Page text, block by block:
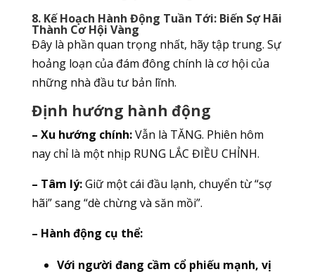
8. Kế Hoạch Hành Động Tuần Tới: Biến Sợ Hãi
Thành Cơ Hội Vàng
Đây là phần quan trọng nhất, hãy tập trung. Sự
hoảng loạn của đám đông chính là cơ hội của
những nhà đầu tư bản lĩnh.
Định hướng hành động
– Xu hướng chính:Vẫn là TĂNG. Phiên hôm
nay chỉ là một nhịp RUNG LẮC ĐIỀU CHỈNH.
– Tâm lý:Giữ một cái đầu lạnh, chuyển từ “sợ
hãi” sang “dè chừng và săn mồi”.
– Hành động cụ thể:
Với người đang cầm cổ phiếu mạnh, vị